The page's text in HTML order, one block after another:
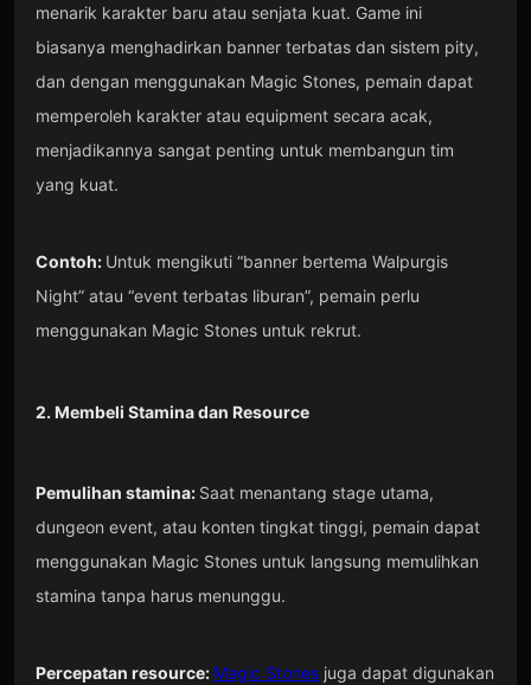
menarik karakter baru atau senjata kuat. Game ini
biasanya menghadirkan banner terbatas dan sistem pity,
dan dengan menggunakan Magic Stones, pemain dapat
memperoleh karakter atau equipment secara acak,
menjadikannya sangat penting untuk membangun tim
yang kuat.
Contoh: Untuk mengikuti “banner bertema Walpurgis
Night” atau “event terbatas liburan”, pemain perlu
menggunakan Magic Stones untuk rekrut.
2. Membeli Stamina dan Resource
Pemulihan stamina: Saat menantang stage utama,
dungeon event, atau konten tingkat tinggi, pemain dapat
menggunakan Magic Stones untuk langsung memulihkan
stamina tanpa harus menunggu.
Percepatan resource: Magic Stonesjuga dapat digunakan